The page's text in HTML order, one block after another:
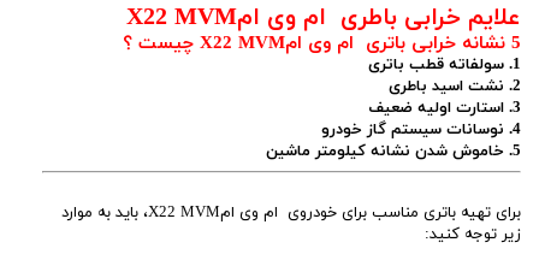
علایم خرابی باطری ام وی امX22 MVM
5 نشانه خرابی باتری ام وی امX22 MVM چیست ؟
1. سولفاته قطب باتری
2. نشت اسید باطری
3. استارت اولیه ضعیف
4. نوسانات سیستم گاز خودرو
5. خاموش شدن نشانه کیلومتر ماشین
برای تهیه باتری مناسب برای خودروی ام وی امX22 MVM، باید به موارد
زیر توجه کنید: